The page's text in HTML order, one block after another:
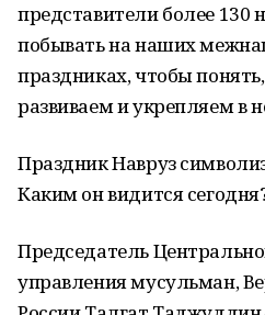
представители более 130
побывать на наших
праздниках, чтобы
развиваем и укрепляем в
Праздник Навруз
Каким он видится
Председатель
управления мусульман,